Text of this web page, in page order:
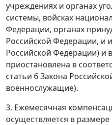
учреждениях и органах
системы, войсках
Федерации, органах
Российской Федерации, и
Российской Федерации) и
приостановлена в
статьи 6 Закона
военнослужащие).
3. Ежемесячная
осуществляется в